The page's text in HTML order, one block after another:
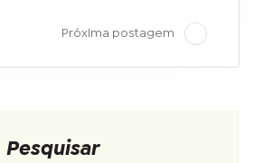
Próxima postagem
Pesquisar